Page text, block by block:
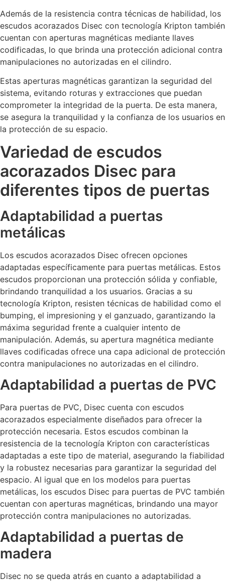
Además de la resistencia contra técnicas de habilidad, los
escudos acorazados Disec con tecnología Kripton también
cuentan con aperturas magnéticas mediante llaves
codificadas, lo que brinda una protección adicional contra
manipulaciones no autorizadas en el cilindro.
Estas aperturas magnéticas garantizan la seguridad del
sistema, evitando roturas y extracciones que puedan
comprometer la integridad de la puerta. De esta manera,
se asegura la tranquilidad y la confianza de los usuarios en
la protección de su espacio.
Variedad de escudos
acorazados Disec para
diferentes tipos de puertas
Adaptabilidad a puertas
metálicas
Los escudos acorazados Disec ofrecen opciones
adaptadas específicamente para puertas metálicas. Estos
escudos proporcionan una protección sólida y confiable,
brindando tranquilidad a los usuarios. Gracias a su
tecnología Kripton, resisten técnicas de habilidad como el
bumping, el impresioning y el ganzuado, garantizando la
máxima seguridad frente a cualquier intento de
manipulación. Además, su apertura magnética mediante
llaves codificadas ofrece una capa adicional de protección
contra manipulaciones no autorizadas en el cilindro.
Adaptabilidad a puertas de PVC
Para puertas de PVC, Disec cuenta con escudos
acorazados especialmente diseñados para ofrecer la
protección necesaria. Estos escudos combinan la
resistencia de la tecnología Kripton con características
adaptadas a este tipo de material, asegurando la fiabilidad
y la robustez necesarias para garantizar la seguridad del
espacio. Al igual que en los modelos para puertas
metálicas, los escudos Disec para puertas de PVC también
cuentan con aperturas magnéticas, brindando una mayor
protección contra manipulaciones no autorizadas.
Adaptabilidad a puertas de
madera
Disec no se queda atrás en cuanto a adaptabilidad a